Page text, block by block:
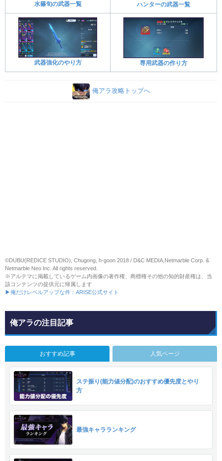
水篠旬の武器一覧 ハンターの武器一覧
武器強化のやり方 専用武器の作り方
俺アラ攻略トップへ
©DUBU(REDICE STUDIO), Chugong, h-goon 2018 / D&C MEDIA,Netmarble Corp. &
Netmarble Neo Inc. All rights reserved.
※アルテマに掲載しているゲーム内画像の著作権、商標権その他の知的財産権は、当
該コンテンツの提供元に帰属します
▶俺だけレベルアップな件：ARISE公式サイト
俺アラの注目記事
おすすめ記事 人気ページ
ステ振り(能力値分配)のおすすめ優先度とやり
方
最強キャラランキング